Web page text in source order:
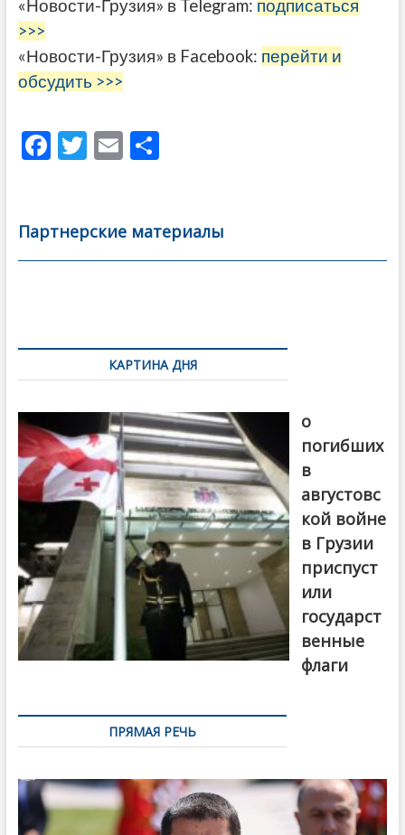
«Новости-Грузия» в Telegram: подписаться
>>>
«Новости-Грузия» в Facebook: перейти и
обсудить >>>
F
b
o
T
er
E
l
О
а
в
Партнерские материалы
по
записямКАРТИНА ДНЯ
о
погибших
в
августовс
кой войне
в Грузии
приспуст
или
государст
венные
флаги
ПРЯМАЯ РЕЧЬ